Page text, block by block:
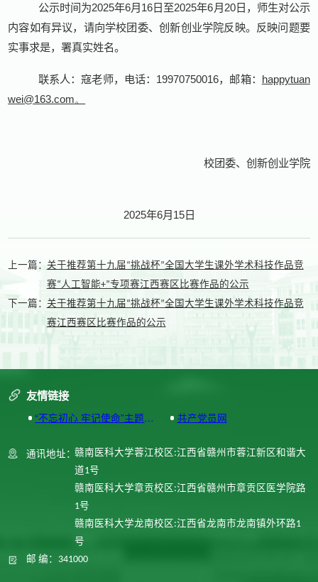
公示时间为2025年6月 16日至2025年6月 20日，师生对公示
内容如有异议，请向学校团委、创新创业学院反映。反映问题要
实事求是，署真实姓名。
联系人：寇老师，电话： 19970750016，邮箱： happytuan
wei@163.com。
校团委、创新创业学院
2025年6月 15日
上一篇：关于推荐第十九届“挑战杯”全国大学生课外学术科技作品竞
赛“人工智能+”专项赛江西赛区比赛作品的公示
下一篇：关于推荐第十九届“挑战杯”全国大学生课外学术科技作品竞
赛江西赛区比赛作品的公示
友情链接
“不忘初心 牢记使命”主题教
共产党员网
通讯地址：赣南医科大学蓉江校区:江西省赣州市蓉江新区和谐大
道1号
赣南医科大学章贡校区:江西省赣州市章贡区医学院路
1号
赣南医科大学龙南校区:江西省龙南市龙南镇外环路1
号
邮 编：341000